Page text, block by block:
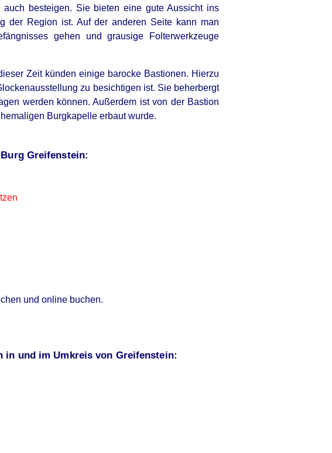
besteigen. Sie bieten eine gute Aussicht ins
der Region ist. Auf der anderen Seite kann man
gehen und grausige Folterwerkzeuge
Zeit künden einige barocke Bastionen. Hierzu
zu besichtigen ist. Sie beherbergt
werden können. Außerdem ist von der Bastion
Burgkapelle erbaut wurde.
Greifenstein:
und online buchen.
in und im Umkreis von Greifenstein: